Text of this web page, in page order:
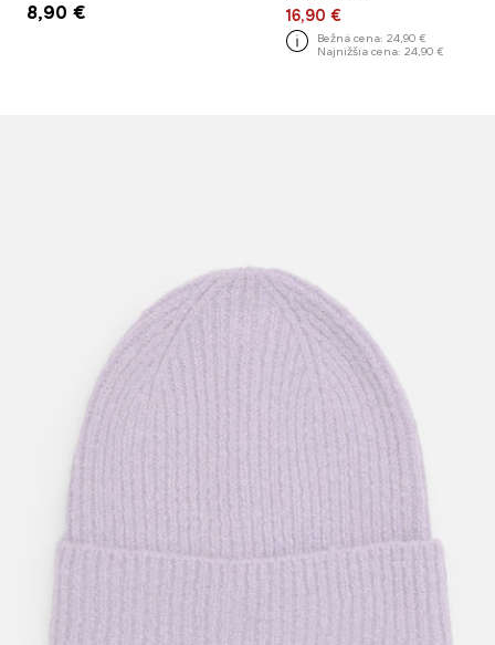
8,90 €
16,90 €
Bežná cena: 24,90 €
Najnižšia cena: 24,90 €